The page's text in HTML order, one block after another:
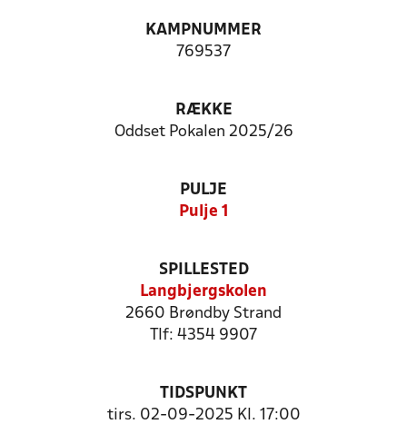
KAMPNUMMER
769537
RÆKKE
Oddset Pokalen 2025/26
PULJE
Pulje 1
SPILLESTED
Langbjergskolen
2660 Brøndby Strand
Tlf: 4354 9907
TIDSPUNKT
tirs. 02-09-2025 Kl. 17:00